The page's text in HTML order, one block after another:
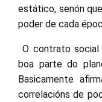
estático, senón
poder de cada
O contrato
boa parte do
Basicamente
correlacións de